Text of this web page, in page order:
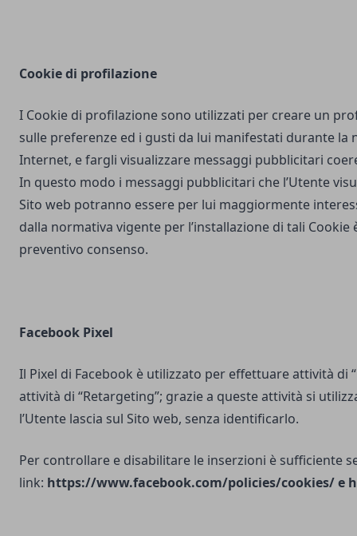
Cookie di profilazione
I Cookie di profilazione sono utilizzati per creare un
sulle preferenze ed i gusti da lui manifestati durante la
Internet, e fargli visualizzare messaggi pubblicitari
In questo modo i messaggi pubblicitari che l’Utente
Sito web potranno essere per lui maggiormente
dalla normativa vigente per l’installazione di tali Cookie
preventivo consenso.
Facebook Pixel
Il Pixel di Facebook è utilizzato per effettuare attività di
attività di “Retargeting”; grazie a queste attività si
l’Utente lascia sul Sito web, senza identificarlo.
Per controllare e disabilitare le inserzioni è sufficiente
link: https://www.facebook.com/policies/cookies/e